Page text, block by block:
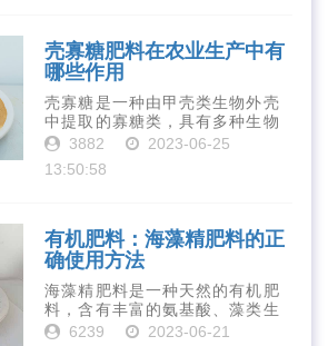
壳寡糖肥料在农业生产中有
哪些作用
壳寡糖是一种由甲壳类生物外壳
中提取的寡糖类，具有多种生物
活性和营养价值。在农业生产
是作为一种新型的有机肥料，壳
3882
2023-06-25
13:50:58
有机肥料：海藻精肥料的正
确使用方法
海藻精肥料是一种天然的有机肥
料，含有丰富的氨基酸、藻类生
长素、维生素、微量元素、蛋白
6239
2023-06-21